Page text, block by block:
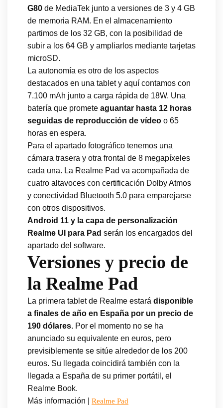
G80 de MediaTek junto a versiones de 3 y 4 GB
de memoria RAM. En el almacenamiento
partimos de los 32 GB, con la posibilidad de
subir a los 64 GB y ampliarlos mediante tarjetas
microSD.
La autonomía es otro de los aspectos
destacados en una tablet y aquí contamos con
7.100 mAh junto a carga rápida de 18W. Una
batería que promete aguantar hasta 12 horas
seguidas de reproducción de vídeo o 65
horas en espera.
Para el apartado fotográfico tenemos una
cámara trasera y otra frontal de 8 megapíxeles
cada una. La Realme Pad va acompañada de
cuatro altavoces con certificación Dolby Atmos
y conectividad Bluetooth 5.0 para emparejarse
con otros dispositivos.
Android 11 y la capa de personalización
Realme UI para Pad serán los encargados del
apartado del software.
Versiones y precio de
la Realme Pad
La primera tablet de Realme estará disponible
a finales de año en España por un precio de
190 dólares. Por el momento no se ha
anunciado su equivalente en euros, pero
previsiblemente se sitúe alrededor de los 200
euros. Su llegada coincidirá también con la
llegada a España de su primer portátil, el
Realme Book.
Más información | Realme Pad